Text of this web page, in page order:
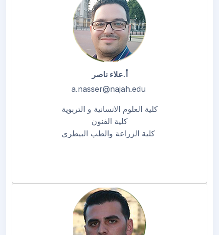
أ.علاء ناصر
a.nasser@najah.edu
كلية العلوم الانسانية و التربوية
كلية الفنون